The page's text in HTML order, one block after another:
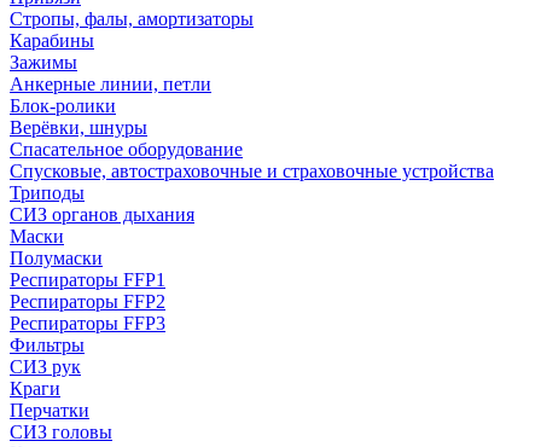
Стропы, фалы, амортизаторы
Карабины
Зажимы
Анкерные линии, петли
Блок-ролики
Верёвки, шнуры
Спасательное оборудование
Спусковые, автостраховочные и страховочные устройства
Триподы
СИЗ органов дыхания
Маски
Полумаски
Респираторы FFP1
Респираторы FFP2
Респираторы FFP3
Фильтры
СИЗ рук
Краги
Перчатки
СИЗ головы